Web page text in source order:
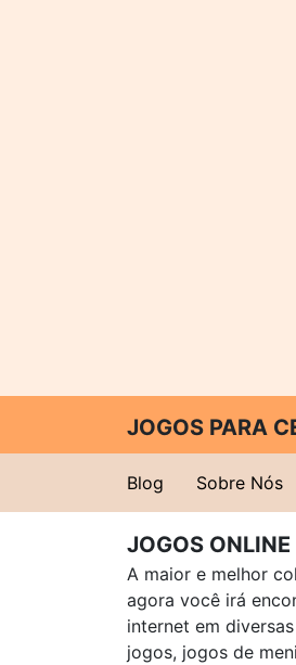
JOGOS PARA
Blog Sobre Nós
JOGOS ONLINE
A maior e melhor
agora você irá
internet em
jogos, jogos de